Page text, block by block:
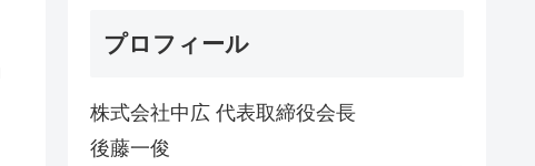
プロフィール
株式会社中広 代表取締役会長
後藤一俊